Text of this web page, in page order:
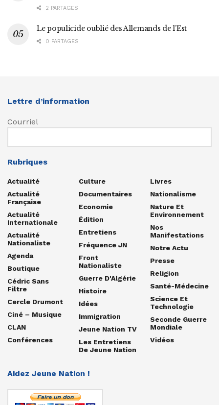
2 PARTAGES
Le populicide oublié des Allemands de l’Est
0 PARTAGES
Lettre d’information
Courriel
Rubriques
Actualité
Actualité
Française
Actualité
Internationale
Actualité
Nationaliste
Agenda
Boutique
Cédric Sans
Filtre
Cercle Drumont
Ciné – Musique
CLAN
Conférences
Culture
Documentaires
Economie
Édition
Entretiens
Fréquence JN
Front
Nationaliste
Guerre D'Algérie
Histoire
Idées
Immigration
Jeune Nation TV
Les Entretiens
De Jeune Nation
Livres
Nationalisme
Nature Et
Environnement
Nos
Manifestations
Notre Actu
Presse
Religion
Santé-Médecine
Science Et
Technologie
Seconde Guerre
Mondiale
Vidéos
Aidez Jeune Nation !